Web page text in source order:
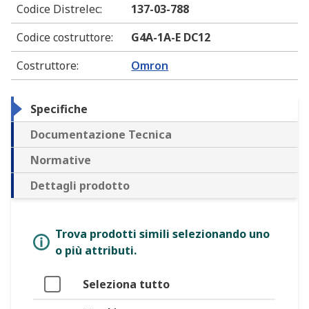
Codice Distrelec:
137-03-788
Codice costruttore:
G4A-1A-E DC12
Costruttore: Omron
Specifiche
Documentazione Tecnica
Normative
Dettagli prodotto
Trova prodotti simili selezionando uno
o più attributi.
Seleziona tutto